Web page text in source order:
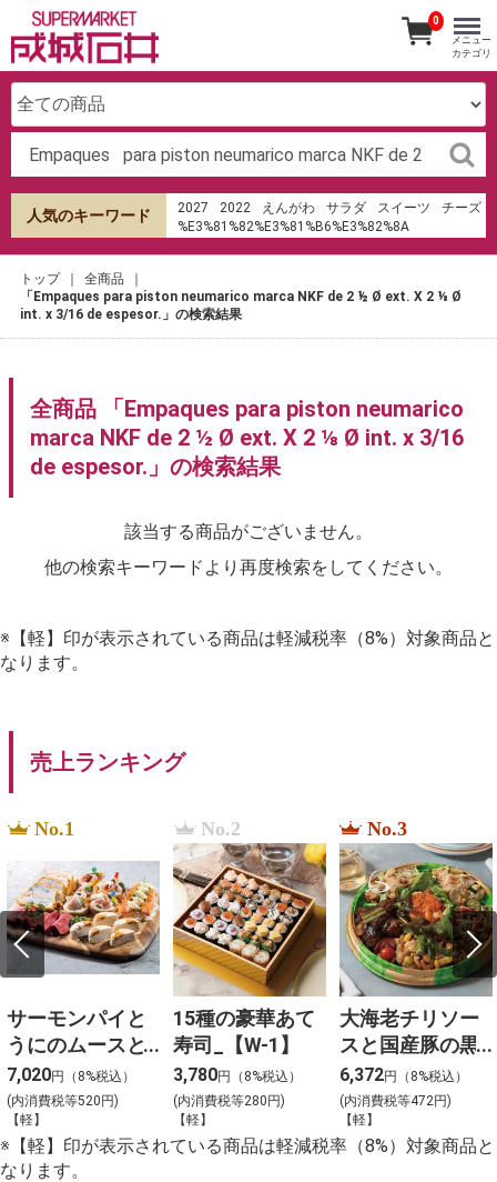
人気のキーワード 2027 2022 えんがわ サラダ スイーツ
チーズ
%E3%81%82%E3%81%B6%E3%82%8A
hu%E1%BB%B7 sms th%E1%BA%BB t%C3%ADn
d%E1%BB%A5ng shb
ケーキ
サンドイッチ
0
メニュー
カテゴリ
トップ
全商品
「Empaques para piston neumarico marca NKF de 2 ½ Ø ext. X 2 ⅛ Ø
int. x 3/16 de espesor.」の検索結果
全商品 「Empaques para piston neumarico
marca NKF de 2 ½ Ø ext. X 2 ⅛ Ø int. x 3/16
de espesor.」の検索結果
該当する商品がございません。
他の検索キーワードより再度検索をしてください。
※【軽】印が表示されている商品は軽減税率（8%）対象商品と
なります。
売上ランキング
No.1
サーモンパイと
うにのムースと3
種冷菜のアソー
ト_【Y-4】
7,020円（8%税込）
(内消費税等520円)
【軽】
No.2
15種の豪華あて
寿司_【W-1】
3,780円（8%税込）
(内消費税等280円)
【軽】
No.3
大海老チリソー
スと国産豚の黒
酢団子と４種料
理の盛合わせ
（大）_【C-2】
6,372円（8%税込）
(内消費税等472円)
【軽】
※【軽】印が表示されている商品は軽減税率（8%）対象商品と
なります。